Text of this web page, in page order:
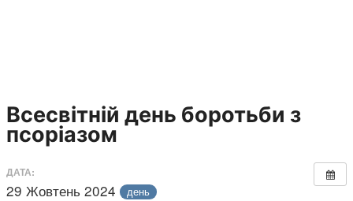
Всесвітній день боротьби з
псоріазом
ДАТА:
29 Жовтень 2024 день